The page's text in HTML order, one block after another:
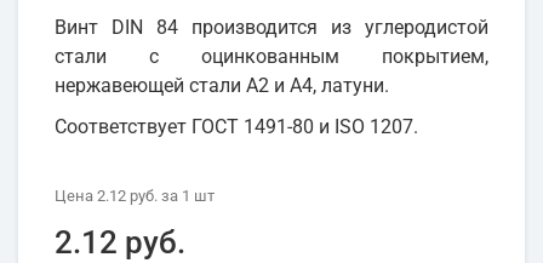
Винт DIN 84 производится из углеродистой
стали с оцинкованным покрытием,
нержавеющей стали А2 и А4, латуни.
Соответствует ГОСТ 1491-80 и ISO 1207.
Цена 2.12 руб. за 1 шт
2.12 руб.